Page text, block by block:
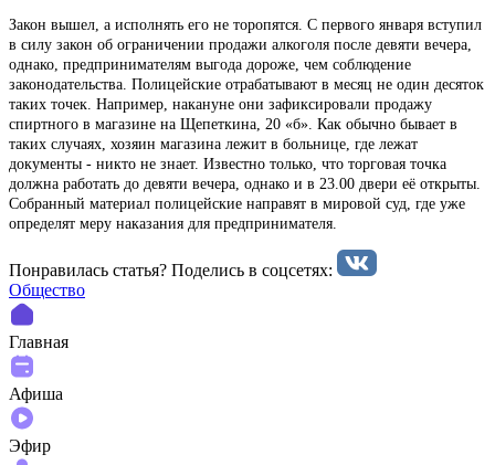
Закон вышел, а исполнять его не торопятся. С первого января вступил
в силу закон об ограничении продажи алкоголя после девяти вечера,
однако, предпринимателям выгода дороже, чем соблюдение
законодательства. Полицейские отрабатывают в месяц не один десяток
таких точек. Например, накануне они зафиксировали продажу
спиртного в магазине на Щепеткина, 20 «б». Как обычно бывает в
таких случаях, хозяин магазина лежит в больнице, где лежат
документы - никто не знает. Известно только, что торговая точка
должна работать до девяти вечера, однако и в 23.00 двери её открыты.
Собранный материал полицейские направят в мировой суд, где уже
определят меру наказания для предпринимателя.
Понравилась статья? Поделиcь в соцсетях:
Общество
Главная
Афиша
Эфир